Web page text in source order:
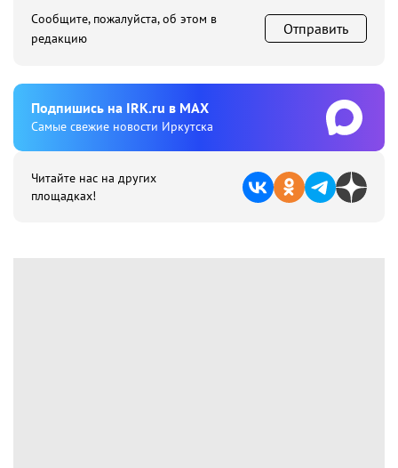
Сообщите, пожалуйста, об этом в
редакцию
Отправить
Подпишиcь на IRK.ru в MAX
Cамые свежие новости Иркутска
Читайте нас на других
площадках!